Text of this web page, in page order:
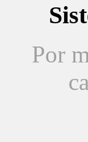
Por